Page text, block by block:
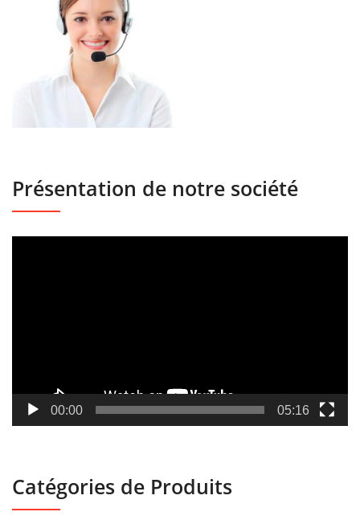
Présentation de notre société
00:00 05:16
Catégories de Produits